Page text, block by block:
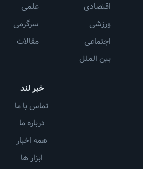
خبر لند
تماس با ما
درباره ما
همه اخبار
ابزار ها
اقتصادی
ورزشی
اجتماعی
بین الملل
علمی
سرگرمی
مقالات